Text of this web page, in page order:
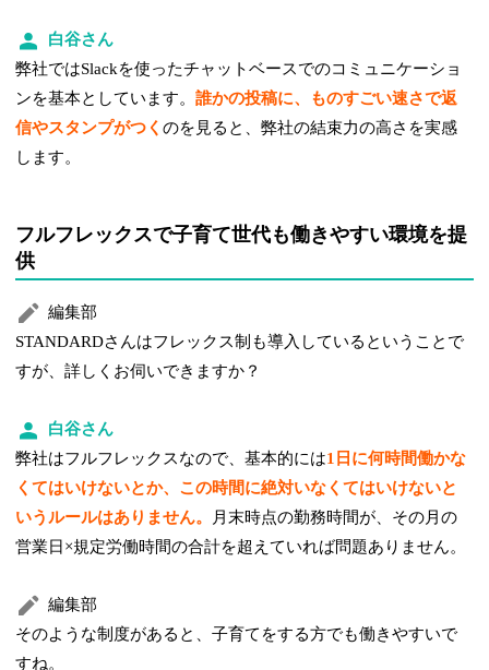
白谷さん
弊社ではSlackを使ったチャットベースでのコミュニケーショ
ンを基本としています。誰かの投稿に、ものすごい速さで返
信やスタンプがつくのを見ると、弊社の結束力の高さを実感
します。
フルフレックスで子育て世代も働きやすい環境を提
供
編集部
STANDARDさんはフレックス制も導入しているということで
すが、詳しくお伺いできますか？
白谷さん
弊社はフルフレックスなので、基本的には1日に何時間働かな
くてはいけないとか、この時間に絶対いなくてはいけないと
いうルールはありません。
月末時点の勤務時間が、その月の
営業日×規定労働時間の合計を超えていれば問題ありません。
編集部
そのような制度があると、子育てをする方でも働きやすいで
すね。